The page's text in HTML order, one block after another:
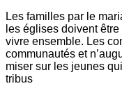
Les familles par le
les églises doivent
vivre ensemble. Les
communautés et
miser sur les jeunes
tribus